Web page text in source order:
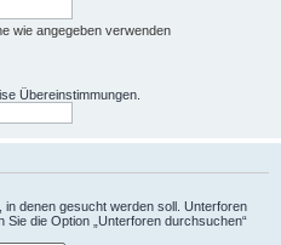
wie angegeben verwenden
Übereinstimmungen.
denen gesucht werden soll. Unterforen
die Option „Unterforen durchsuchen“